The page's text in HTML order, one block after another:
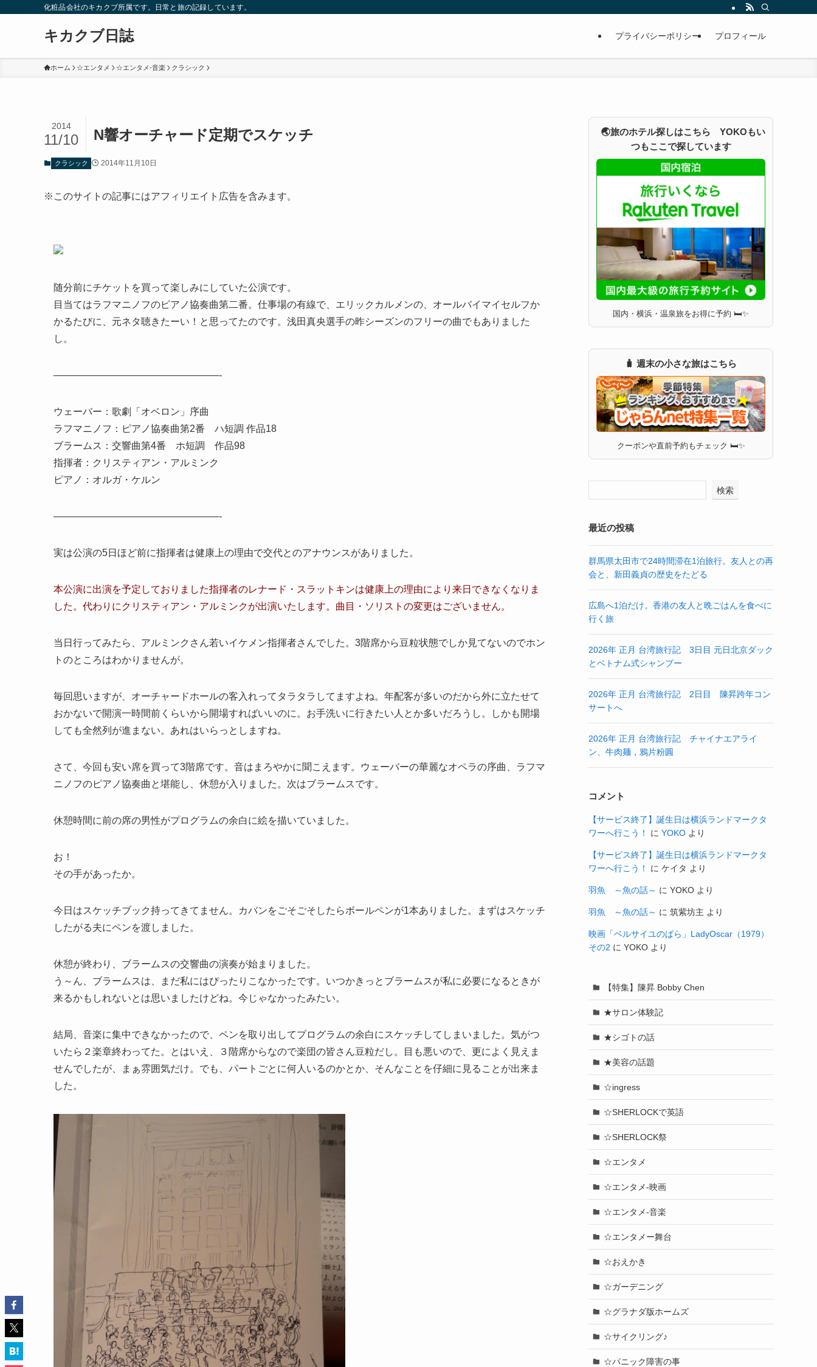
化粧品会社のキカクブ所属です。日常と旅の記録しています。
キカクブ日誌 プライバシーポリシー プロフィール
ホーム ☆エンタメ ☆エンタメ-音楽 クラシック
N響オーチャード定期でスケッチ
2014
11/10
クラシック 2014年11月10日
※このサイトの記事にはアフィリエイト広告を含みます。
随分前にチケットを買って楽しみにしていた公演です。
目当てはラフマニノフのピアノ協奏曲第二番。仕事場の有線で、エリックカルメンの、オールバイマイセルフか
かるたびに、元ネタ聴きたーい！と思ってたのです。浅田真央選手の昨シーズンのフリーの曲でもありました
し。
—————————————————-
ウェーバー：歌劇「オベロン」序曲
ラフマニノフ：ピアノ協奏曲第2番 ハ短調 作品18
ブラームス：交響曲第4番 ホ短調 作品98
指揮者：クリスティアン・アルミンク
ピアノ：オルガ・ケルン
—————————————————-
実は公演の5日ほど前に指揮者は健康上の理由で交代とのアナウンスがありました。
本公演に出演を予定しておりました指揮者のレナード・スラットキンは健康上の理由により来日できなくなりま
した。代わりにクリスティアン・アルミンクが出演いたします。曲目・ソリストの変更はございません。
当日行ってみたら、アルミンクさん若いイケメン指揮者さんでした。3階席から豆粒状態でしか見てないのでホン
トのところはわかりませんが。
毎回思いますが、オーチャードホールの客入れってタラタラしてますよね。年配客が多いのだから外に立たせて
おかないで開演一時間前くらいから開場すればいいのに。お手洗いに行きたい人とか多いだろうし。しかも開場
しても全然列が進まない。あれはいらっとしますね。
さて、今回も安い席を買って3階席です。音はまろやかに聞こえます。ウェーバーの華麗なオペラの序曲、ラフマ
ニノフのピアノ協奏曲と堪能し、休憩が入りました。次はブラームスです。
休憩時間に前の席の男性がプログラムの余白に絵を描いていました。
お！
その手があったか。
今日はスケッチブック持ってきてません。カバンをごそごそしたらボールペンが1本ありました。まずはスケッチ
したがる夫にペンを渡しました。
休憩が終わり、ブラームスの交響曲の演奏が始まりました。
う～ん、ブラームスは、まだ私にはぴったりこなかったです。いつかきっとブラームスが私に必要になるときが
来るかもしれないとは思いましたけどね。今じゃなかったみたい。
結局、音楽に集中できなかったので、ペンを取り出してプログラムの余白にスケッチしてしまいました。気がつ
いたら２楽章終わってた。とはいえ、３階席からなので楽団の皆さん豆粒だし。目も悪いので、更によく見えま
せんでしたが、まぁ雰囲気だけ。でも、パートごとに何人いるのかとか、そんなことを仔細に見ることが出来ま
した。
🌏旅のホテル探しはこちら YOKOもい
つもここで探しています
国内・横浜・温泉旅をお得に予約 🛏✨
🧳 週末の小さな旅はこちら
クーポンや直前予約もチェック 🛏✨
検索
最近の投稿
群馬県太田市で24時間滞在1泊旅行。友人との再
会と、新田義貞の歴史をたどる
広島へ1泊だけ。香港の友人と晩ごはんを食べに
行く旅
2026年 正月 台湾旅行記 3日目 元日北京ダック
とベトナム式シャンプー
2026年 正月 台湾旅行記 2日目 陳昇跨年コン
サートへ
2026年 正月 台湾旅行記 チャイナエアライ
ン、牛肉麺，鴉片粉圓
コメント
【サービス終了】誕生日は横浜ランドマークタ
ワーへ行こう！
に YOKO より
【サービス終了】誕生日は横浜ランドマークタ
ワーへ行こう！
に ケイタ より
羽魚 ～魚の話～ に YOKO より
羽魚 ～魚の話～ に 筑紫坊主 より
映画「ベルサイユのばら」LadyOscar（1979）
その2 に YOKO より
【特集】陳昇 Bobby Chen
★サロン体験記
★シゴトの話
★美容の話題
☆ingress
☆SHERLOCKで英語
☆SHERLOCK祭
☆エンタメ
☆エンタメ-映画
☆エンタメ-音楽
☆エンタメー舞台
☆おえかき
☆ガーデニング
☆グラナダ版ホームズ
☆サイクリング♪
☆パニック障害の事